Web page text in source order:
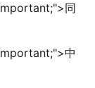
mportant;">同
mportant;">中